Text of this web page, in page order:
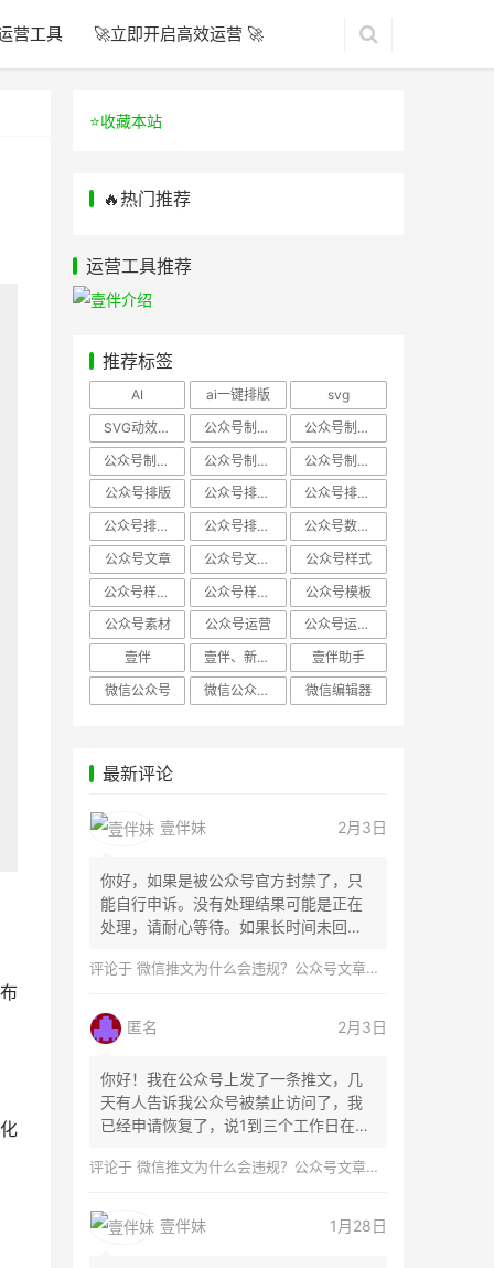
营工具 🚀立即开启高效运营 🚀
⭐️收藏本站
🔥热门推荐
运营工具推荐
推荐标签
AI ai一键排版
svg
SVG动效样式
公众号制作、公众号排版
公众号制作、公众号模板
公众号制作、微信编辑器
公众号制作，公众号排版
公众号制作，公众号排版、微信编辑器
公众号排版
公众号排版，公众号模板
公众号排版，公众号素材
公众号排版，微信编辑器
公众号排版，排版样式
公众号数据分析
公众号文章
公众号文章、公众号运营
公众号样式
公众号样式，微信公众号排版
公众号样式，微信编辑器
公众号模板
公众号素材
公众号运营
公众号运营，公众号编辑器
壹伴
壹伴、新媒体运营
壹伴助手
微信公众号
微信公众号，样式模板、公众号样式 微信编辑器
最新评论
壹伴妹 2月3日
你好，如果是被公众号官方封禁了，只
能自行申诉。没有处理结果可能是正在
处理，请耐心等待。如果长时间未回
评论于 微信推文为什么会违规？公众号文章怎么检测是否违规？
匿名 2月3日
你好！我在公众号上发了一条推文，几
天有人告诉我公众号被禁止访问了，我
已经申请恢复了，说1到三个工作日在微
评论于 微信推文为什么会违规？公众号文章怎么检测是否违规？
壹伴妹 1月28日